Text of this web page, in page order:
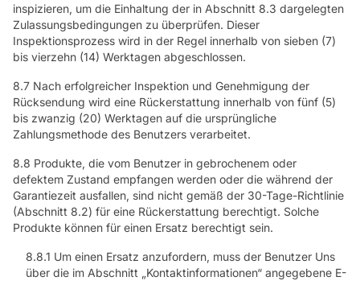
inspizieren, um die Einhaltung der in Abschnitt 8.3 dargelegten
Zulassungsbedingungen zu überprüfen. Dieser
Inspektionsprozess wird in der Regel innerhalb von sieben (7)
bis vierzehn (14) Werktagen abgeschlossen.
8.7 Nach erfolgreicher Inspektion und Genehmigung der
Rücksendung wird eine Rückerstattung innerhalb von fünf (5)
bis zwanzig (20) Werktagen auf die ursprüngliche
Zahlungsmethode des Benutzers verarbeitet.
8.8 Produkte, die vom Benutzer in gebrochenem oder
defektem Zustand empfangen werden oder die während der
Garantiezeit ausfallen, sind nicht gemäß der 30-Tage-Richtlinie
(Abschnitt 8.2) für eine Rückerstattung berechtigt. Solche
Produkte können für einen Ersatz berechtigt sein.
8.8.1 Um einen Ersatz anzufordern, muss der Benutzer Uns
über die im Abschnitt „Kontaktinformationen“ angegebene E-